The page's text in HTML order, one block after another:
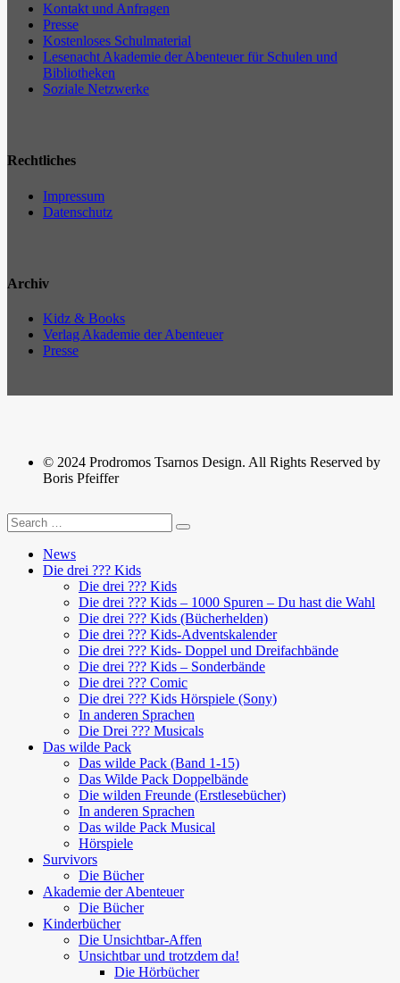
Kontakt und Anfragen
Presse
Kostenloses Schulmaterial
Lesenacht Akademie der Abenteuer für Schulen und
Bibliotheken
Soziale Netzwerke
Rechtliches
Impressum
Datenschutz
Archiv
Kidz & Books
Verlag Akademie der Abenteuer
Presse
© 2024 Prodromos Tsarnos Design. All Rights Reserved by
Boris Pfeiffer
News
Die drei ??? Kids
Die drei ??? Kids
Die drei ??? Kids – 1000 Spuren – Du hast die Wahl
Die drei ??? Kids (Bücherhelden)
Die drei ??? Kids-Adventskalender
Die drei ??? Kids- Doppel und Dreifachbände
Die drei ??? Kids – Sonderbände
Die drei ??? Comic
Die drei ??? Kids Hörspiele (Sony)
In anderen Sprachen
Die Drei ??? Musicals
Das wilde Pack
Das wilde Pack (Band 1-15)
Das Wilde Pack Doppelbände
Die wilden Freunde (Erstlesebücher)
In anderen Sprachen
Das wilde Pack Musical
Hörspiele
Survivors
Die Bücher
Akademie der Abenteuer
Die Bücher
Kinderbücher
Die Unsichtbar-Affen
Unsichtbar und trotzdem da!
Die Hörbücher